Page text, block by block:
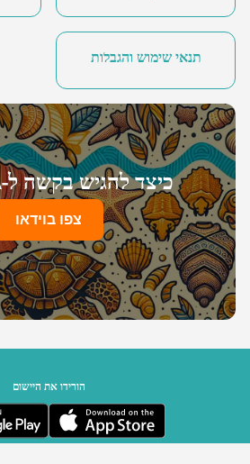
תנאי שימוש והגבלות
כיצד להגיש בקשה ל-eTA שלך
צפו בוידאו
הורידו את היישום